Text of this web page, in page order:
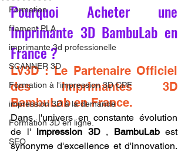
Formation
filament PLA
imprimante 3d professionelle
SCANNER 3D
Formation à l'impression 3D CPF
impression 3D à la demande
Formation 3D en ligne.
SEO
Pourquoi Acheter une
Imprimante 3D BambuLab en
France ?
LV3D : Le Partenaire Officiel
des Imprimantes 3D
BambuLab en France.
Dans l'univers en constante évolution
de l' impression 3D , BambuLab est
synonyme d'excellence et d'innovation.